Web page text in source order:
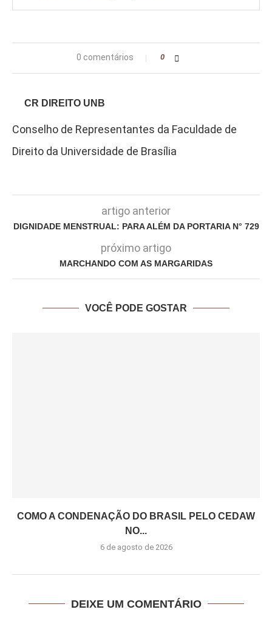
0 comentários 0
CR DIREITO UNB
Conselho de Representantes da Faculdade de
Direito da Universidade de Brasília
artigo anterior
DIGNIDADE MENSTRUAL: PARA ALÉM DA PORTARIA N° 729
próximo artigo
MARCHANDO COM AS MARGARIDAS
VOCÊ PODE GOSTAR
COMO A CONDENAÇÃO DO BRASIL PELO CEDAW
NO...
6 de agosto de 2026
DEIXE UM COMENTÁRIO